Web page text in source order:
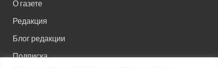
О газете
Редакция
Блог редакции
Подписка